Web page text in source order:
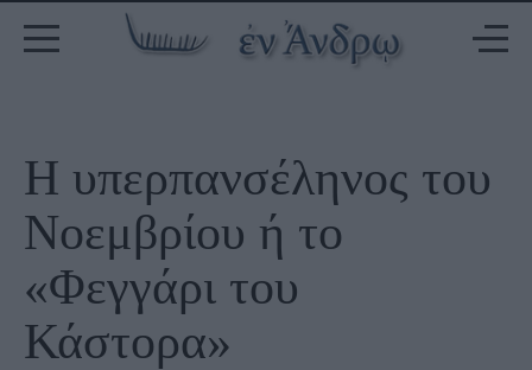
Η υπερπανσέληνος του
Νοεμβρίου ή το
«Φεγγάρι του
Κάστορα»